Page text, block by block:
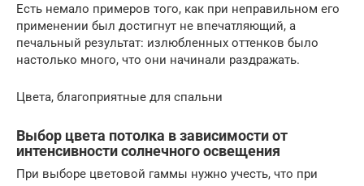
Есть немало примеров того, как при неправильном его
применении был достигнут не впечатляющий, а
печальный результат: излюбленных оттенков было
настолько много, что они начинали раздражать.
Цвета, благоприятные для спальни
Выбор цвета потолка в зависимости от
интенсивности солнечного освещения
При выборе цветовой гаммы нужно учесть, что при